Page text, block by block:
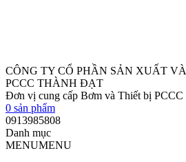
CÔNG TY CỔ PHẦN SẢN XUẤT
PCCC THÀNH ĐẠT
Đơn vị cung cấp Bơm và Thiết bị
0 sản phẩm
0913985808
Danh mục
MENUMENU